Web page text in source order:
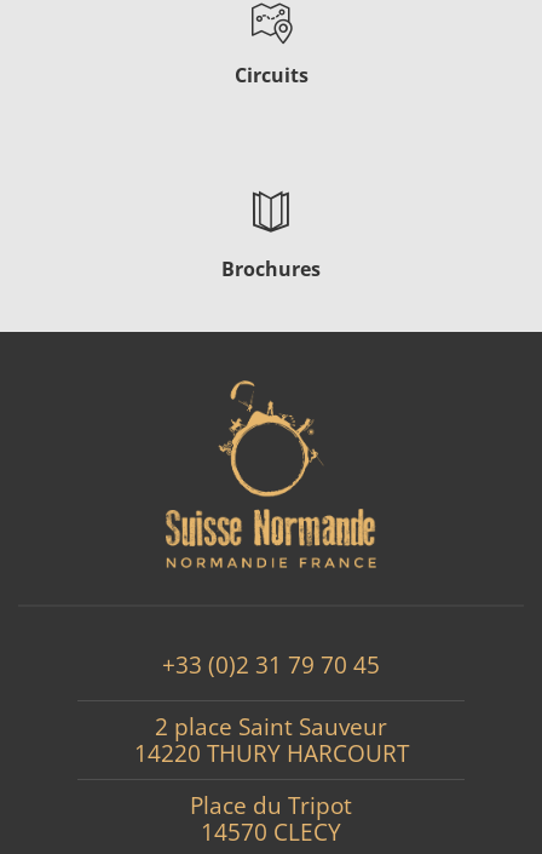
Circuits
Brochures
+33 (0)2 31 79 70 45
2 place Saint Sauveur
14220 THURY HARCOURT
Place du Tripot
14570 CLECY